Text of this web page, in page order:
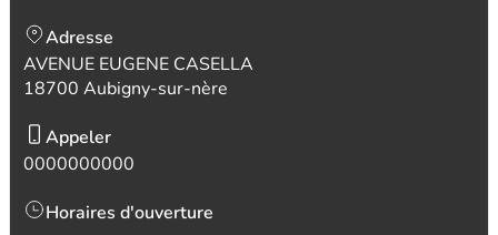
Adresse
AVENUE EUGENE CASELLA
18700 Aubigny-sur-nère
Appeler
0000000000
Horaires d'ouverture